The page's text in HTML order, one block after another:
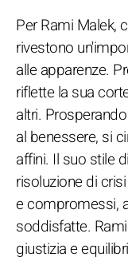
Per Rami Malek,
rivestono
alle apparenze.
riflette la sua
altri.
al benessere, si
affini. Il suo stile
risoluzione di
e compromessi,
soddisfatte.
giustizia e